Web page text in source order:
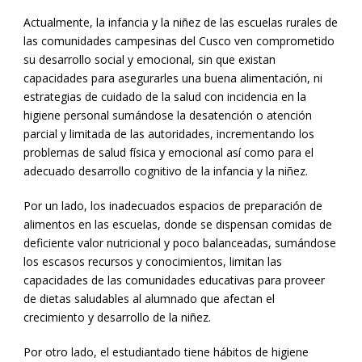
Actualmente, la infancia y la niñez de las escuelas rurales de
las comunidades campesinas del Cusco ven comprometido
su desarrollo social y emocional, sin que existan
capacidades para asegurarles una buena alimentación, ni
estrategias de cuidado de la salud con incidencia en la
higiene personal sumándose la desatención o atención
parcial y limitada de las autoridades, incrementando los
problemas de salud física y emocional así como para el
adecuado desarrollo cognitivo de la infancia y la niñez.
Por un lado, los inadecuados espacios de preparación de
alimentos en las escuelas, donde se dispensan comidas de
deficiente valor nutricional y poco balanceadas, sumándose
los escasos recursos y conocimientos, limitan las
capacidades de las comunidades educativas para proveer
de dietas saludables al alumnado que afectan el
crecimiento y desarrollo de la niñez.
Por otro lado, el estudiantado tiene hábitos de higiene